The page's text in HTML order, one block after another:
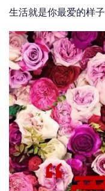
生活就是你最爱的样子